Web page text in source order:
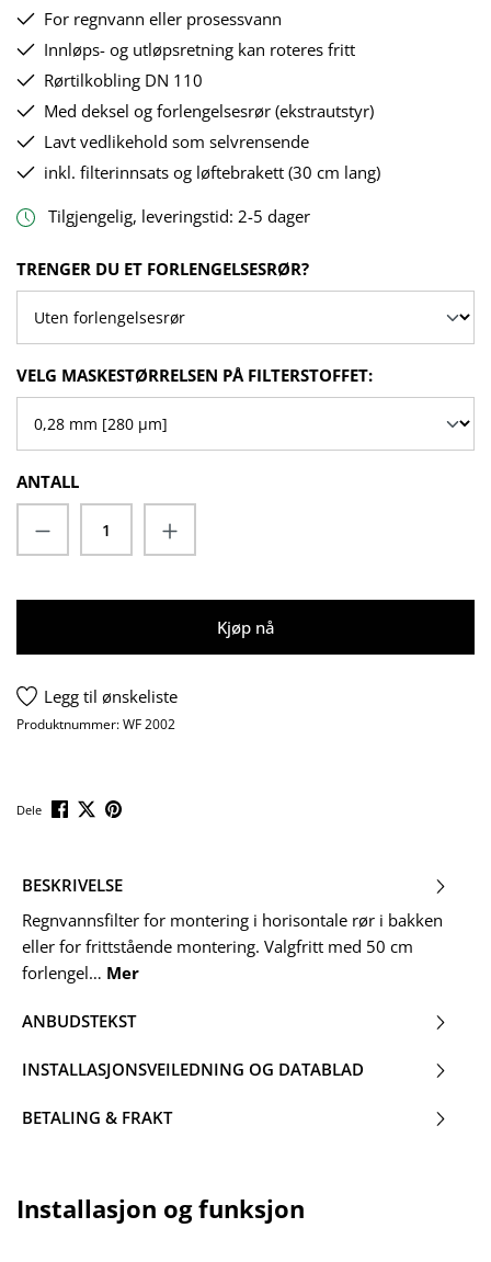
For regnvann eller prosessvann
Innløps- og utløpsretning kan roteres fritt
Rørtilkobling DN 110
Med deksel og forlengelsesrør (ekstrautstyr)
Lavt vedlikehold som selvrensende
inkl. filterinnsats og løftebrakett (30 cm lang)
Tilgjengelig, leveringstid: 2-5 dager
VELG
TRENGER DU ET FORLENGELSESRØR?
VELG
VELG MASKESTØRRELSEN PÅ FILTERSTOFFET:
ANTALL
Produktmengde: Angi ønsket mengde
Kjøp nå
Legg til ønskeliste
Produktnummer:WF 2002
Dele
BESKRIVELSE
Regnvannsfilter for montering i horisontale rør i bakken
eller for frittstående montering. Valgfritt med 50 cm
forlengel… Mer
ANBUDSTEKST
INSTALLASJONSVEILEDNING OG DATABLAD
BETALING & FRAKT
Installasjon og funksjon